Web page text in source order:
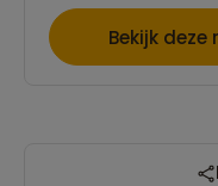
Bekijk deze